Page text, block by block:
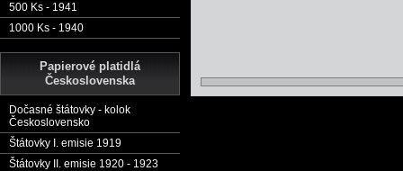
500 Ks - 1941
1000 Ks - 1940
Papierové platidlá
Československa
Dočasné štátovky - kolok
Československo
Štátovky I. emisie 1919
Štátovky II. emisie 1920 - 1923